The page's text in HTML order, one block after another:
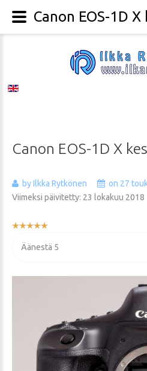
Canon EOS-1D X
by Ilkka Rytkönen
on 27
Viimeksi päivitetty: 23 lokakuu 2018
Käyttäjän
arvioida